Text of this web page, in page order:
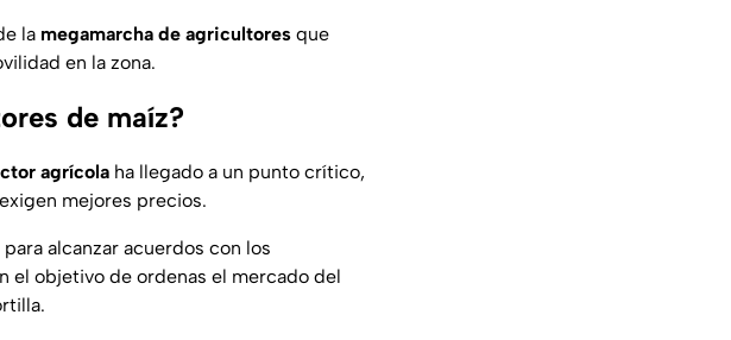
la megamarcha de agricultores que
en la zona.
de maíz?
agrícola ha llegado a un punto crítico,
mejores precios.
para alcanzar acuerdos con los
el objetivo de ordenas el mercado del